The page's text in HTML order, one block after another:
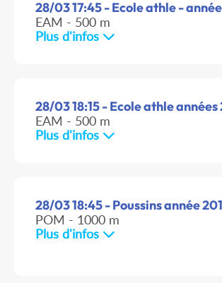
28/03 17:45 - Ecole athle -
EAM - 500 m
Plus d'infos
28/03 18:15 - Ecole athle
EAM - 500 m
Plus d'infos
28/03 18:45 - Poussins année
POM - 1000 m
Plus d'infos